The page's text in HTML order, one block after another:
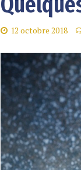
12 octobre 2018